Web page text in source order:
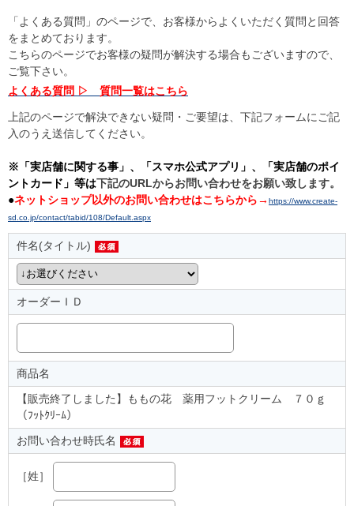
「よくある質問」のページで、お客様からよくいただく質問と回答
をまとめております。
こちらのページでお客様の疑問が解決する場合もございますので、
ご覧下さい。
よくある質問 ▷ 質問一覧はこちら
上記のページで解決できない疑問・ご要望は、下記フォームにご記
入のうえ送信してください。
※「実店舗に関する事」、「スマホ公式アプリ」、「実店舗のポイ
ントカード」等は下記のURLからお問い合わせをお願い致します。
●ネットショップ以外のお問い合わせはこちらから→ https://www.create-
sd.co.jp/contact/tabid/108/Default.aspx
件名(タイトル)
オーダーＩＤ
商品名
【販売終了しました】ももの花 薬用フットクリーム ７０ｇ
（ﾌｯﾄｸﾘｰﾑ）
お問い合わせ時氏名
［姓］